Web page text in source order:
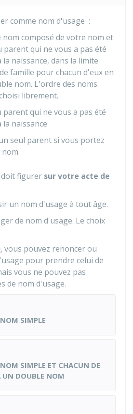
comme nom d'usage :
nom composé de votre nom et
parent qui ne vous a pas été
naissance, dans la limite
famille pour chacun d'eux en
nom. L'ordre des noms
librement.
parent qui ne vous a pas été
naissance
seul parent si vous portez
figurer sur votre acte de
un nom d'usage à tout âge.
de nom d'usage. Le choix
, vous pouvez renoncer ou
pour prendre celui de
vous ne pouvez pas
de nom d'usage.
SIMPLE
SIMPLE ET CHACUN DE
UN DOUBLE NOM